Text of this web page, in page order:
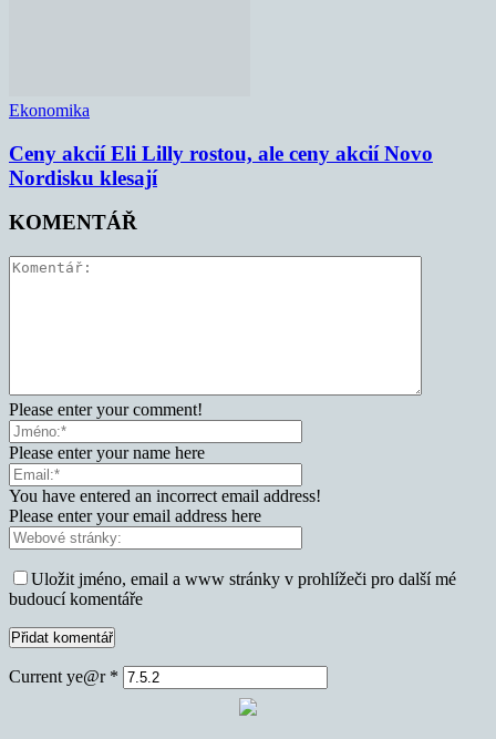
Ekonomika
Ceny akcií Eli Lilly rostou, ale ceny akcií Novo
Nordisku klesají
KOMENTÁŘ
Please enter your comment!
Please enter your name here
You have entered an incorrect email address!
Please enter your email address here
Uložit jméno, email a www stránky v prohlížeči pro další mé
budoucí komentáře
Current ye@r *